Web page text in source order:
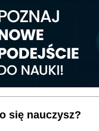
się nauczysz?